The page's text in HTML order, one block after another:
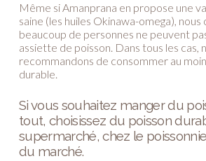
Même si Amanprana en propose une
saine (les huiles Okinawa-omega),
beaucoup de personnes ne peuvent
assiette de poisson. Dans tous les cas,
recommandons de consommer au
durable.
Si vous souhaitez manger du
tout, choisissez du poisson
supermarché, chez le
du marché.